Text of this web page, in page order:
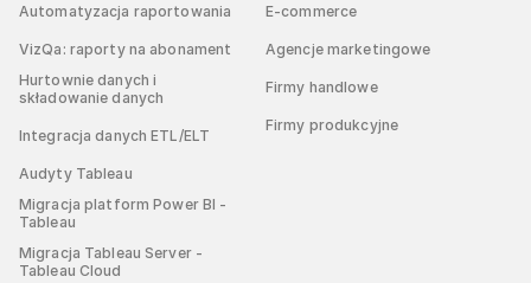
Automatyzacja raportowania
VizQa: raporty na abonament
Hurtownie danych i
składowanie danych
Integracja danych ETL/ELT
Audyty Tableau
Migracja platform Power BI -
Tableau
Migracja Tableau Server -
Tableau Cloud
E-commerce
Agencje marketingowe
Firmy handlowe
Firmy produkcyjne